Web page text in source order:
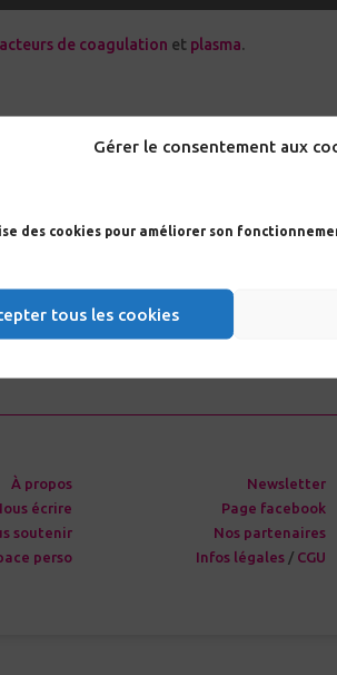
Gérer le consentement aux
des cookies pour améliorer son
tous les cookies
de coagulation et plasma.
Votre suivi de l’infection à VIH et des co-
À propos
écrire
soutenir
perso
Newsletter
Page facebook
Nos partenaires
Infos légales / CGU